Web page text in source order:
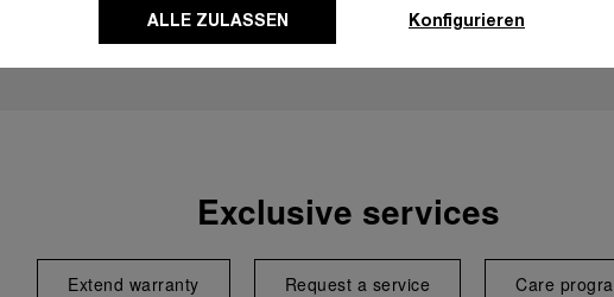
Exclusive services
Extend warranty Request a service Care
ALLE ZULASSEN Konfigurieren